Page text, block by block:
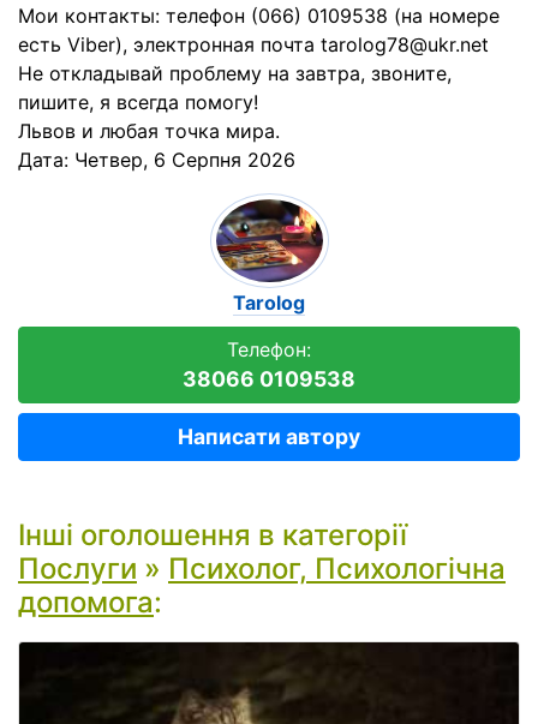
Мои контакты: телефон (066) 0109538 (на номере
есть Viber), электронная почта tarolog78@ukr.net
Не откладывай проблему на завтра, звоните,
пишите, я всегда помогу!
Львов и любая точка мира.
Дата: Четвер, 6 Серпня 2026
Tarolog
Телефон:
38066 0109538
Написати автору
Інші оголошення в категорії
Послуги » Психолог, Психологічна
допомога: